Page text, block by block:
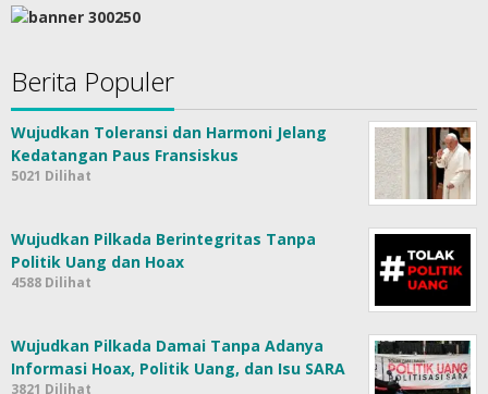
Berita Populer
Wujudkan Toleransi dan Harmoni Jelang
Kedatangan Paus Fransiskus
5021 Dilihat
Wujudkan Pilkada Berintegritas Tanpa
Politik Uang dan Hoax
4588 Dilihat
Wujudkan Pilkada Damai Tanpa Adanya
Informasi Hoax, Politik Uang, dan Isu SARA
3821 Dilihat